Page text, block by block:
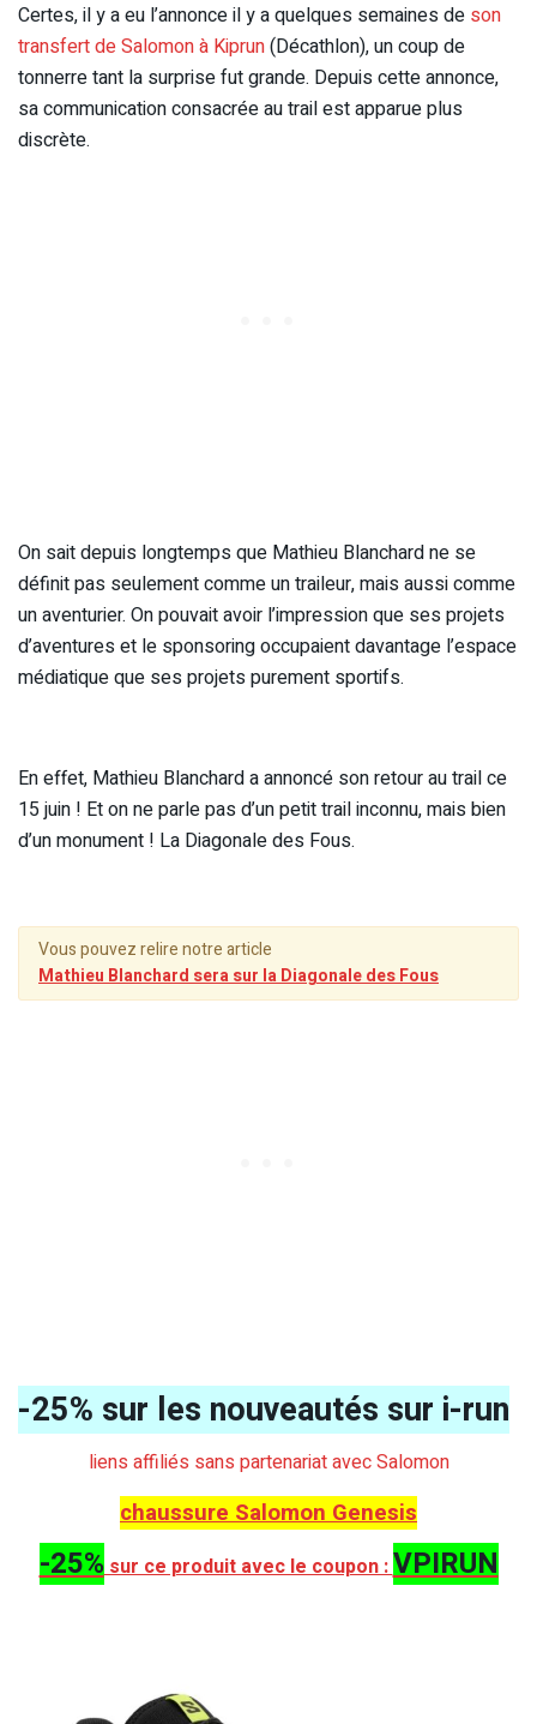
Certes, il y a eu l’annonce il y a quelques semaines de son
transfert de Salomon à Kiprun(Décathlon), un coup de
tonnerre tant la surprise fut grande. Depuis cette annonce,
sa communication consacrée au trail est apparue plus
discrète.
On sait depuis longtemps que Mathieu Blanchard ne se
définit pas seulement comme un traileur, mais aussi comme
un aventurier. On pouvait avoir l’impression que ses projets
d’aventures et le sponsoring occupaient davantage l’espace
médiatique que ses projets purement sportifs.
En effet, Mathieu Blanchard a annoncé son retour au trail ce
15 juin ! Et on ne parle pas d’un petit trail inconnu, mais bien
d’un monument ! La Diagonale des Fous.
Vous pouvez relire notre article
Mathieu Blanchard sera sur la Diagonale des Fous
-25% sur les nouveautés sur i-run
liens affiliés sans partenariat avec Salomon
chaussure Salomon Genesis
-25%sur ce produit avec le coupon :VPIRUN